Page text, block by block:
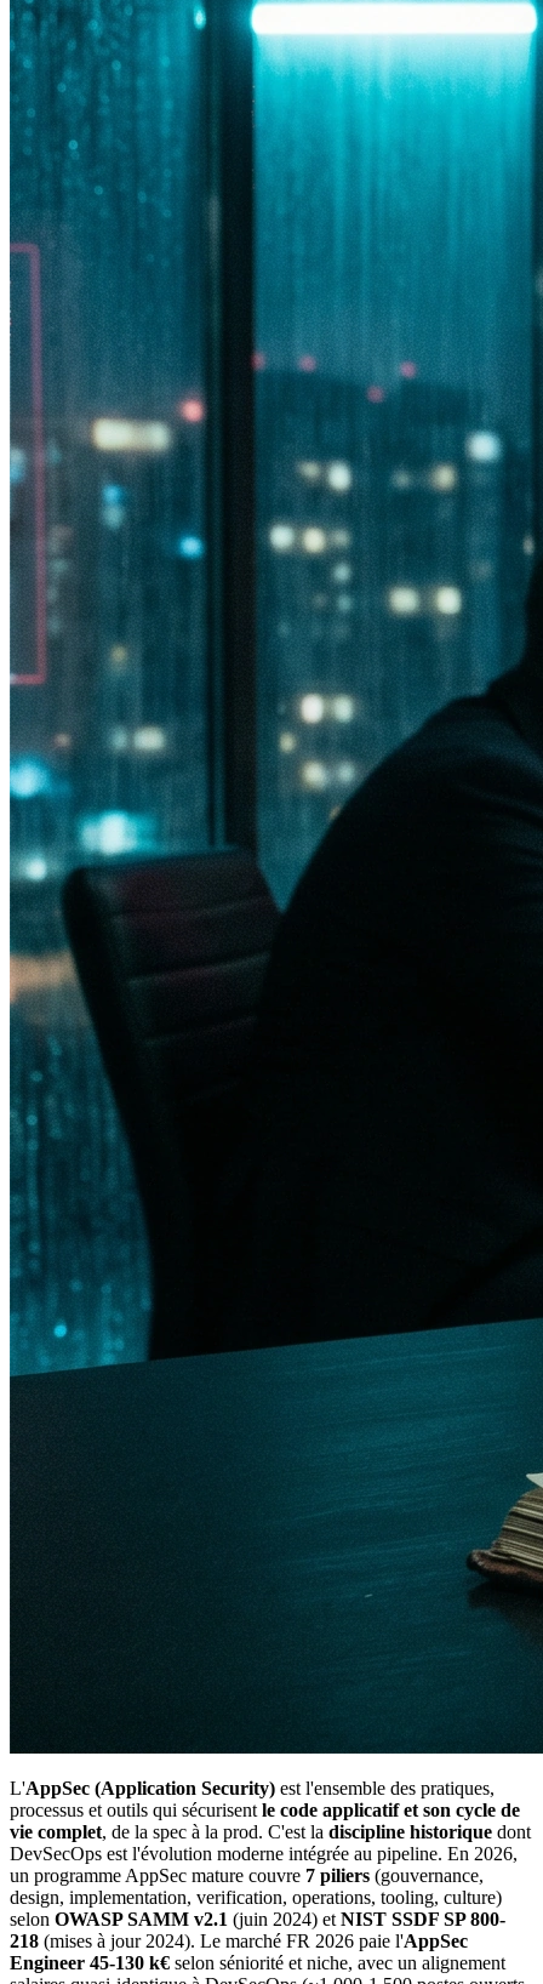
L'AppSec (Application Security) est l'ensemble des pratiques,
processus et outils qui sécurisent le code applicatif et son cycle de
vie complet, de la spec à la prod. C'est la discipline historique dont
DevSecOps est l'évolution moderne intégrée au pipeline. En 2026,
un programme AppSec mature couvre 7 piliers (gouvernance,
design, implementation, verification, operations, tooling, culture)
selon OWASP SAMM v2.1 (juin 2024) et NIST SSDF SP 800-
218 (mises à jour 2024). Le marché FR 2026 paie l'AppSec
Engineer 45-130 k€ selon séniorité et niche, avec un alignement